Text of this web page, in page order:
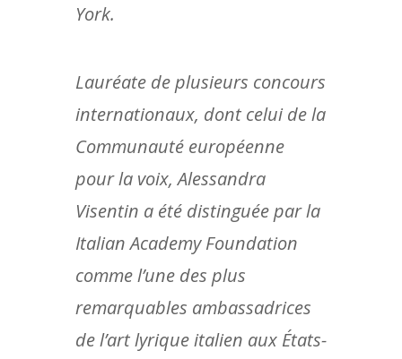
York.
Lauréate de plusieurs concours
internationaux, dont celui de la
Communauté européenne
pour la voix, Alessandra
Visentin a été distinguée par la
Italian Academy Foundation
comme l’une des plus
remarquables ambassadrices
de l’art lyrique italien aux États-